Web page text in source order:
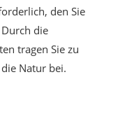
den Sie
die
tragen Sie zu
Natur bei.